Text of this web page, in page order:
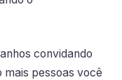
convidando
pessoas você